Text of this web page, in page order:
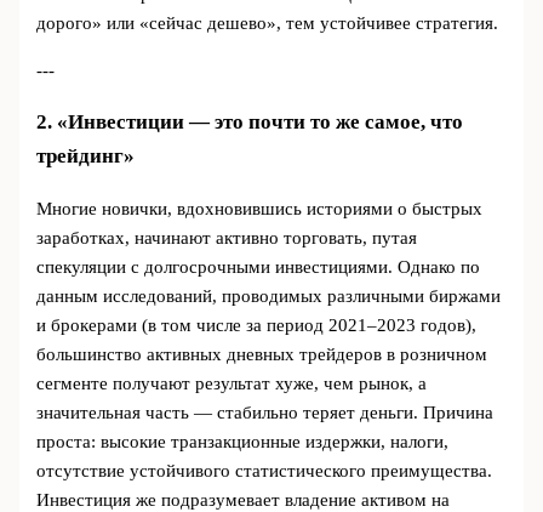
дорого» или «сейчас дешево», тем устойчивее стратегия.
---
2. «Инвестиции — это почти то же самое, что
трейдинг»
Многие новички, вдохновившись историями о быстрых
заработках, начинают активно торговать, путая
спекуляции с долгосрочными инвестициями. Однако по
данным исследований, проводимых различными биржами
и брокерами (в том числе за период 2021–2023 годов),
большинство активных дневных трейдеров в розничном
сегменте получают результат хуже, чем рынок, а
значительная часть — стабильно теряет деньги. Причина
проста: высокие транзакционные издержки, налоги,
отсутствие устойчивого статистического преимущества.
Инвестиция же подразумевает владение активом на